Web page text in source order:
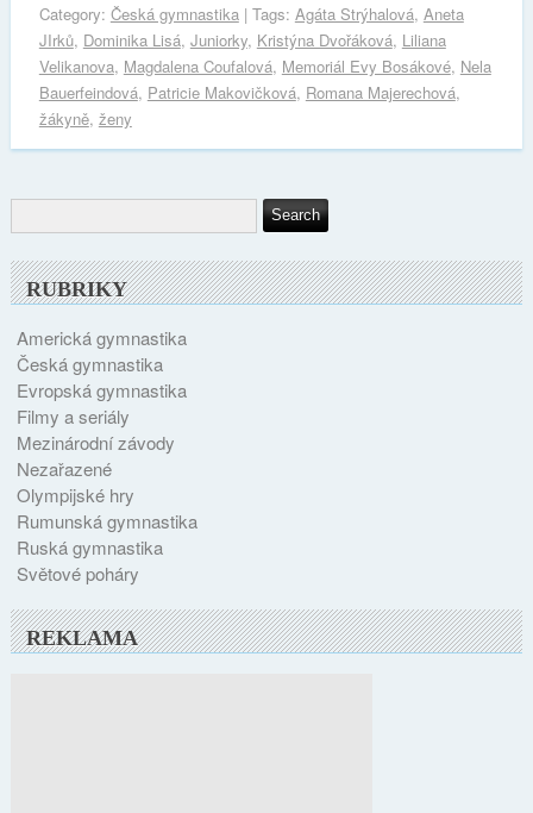
Category: Česká gymnastika| Tags: Agáta Strýhalová, Aneta
JIrků, Dominika Lisá, Juniorky, Kristýna Dvořáková, Liliana
Velikanova, Magdalena Coufalová, Memoriál Evy Bosákové, Nela
Bauerfeindová, Patricie Makovičková, Romana Majerechová,
žákyně, ženy
RUBRIKY
Americká gymnastika
Česká gymnastika
Evropská gymnastika
Filmy a seriály
Mezinárodní závody
Nezařazené
Olympijské hry
Rumunská gymnastika
Ruská gymnastika
Světové poháry
REKLAMA